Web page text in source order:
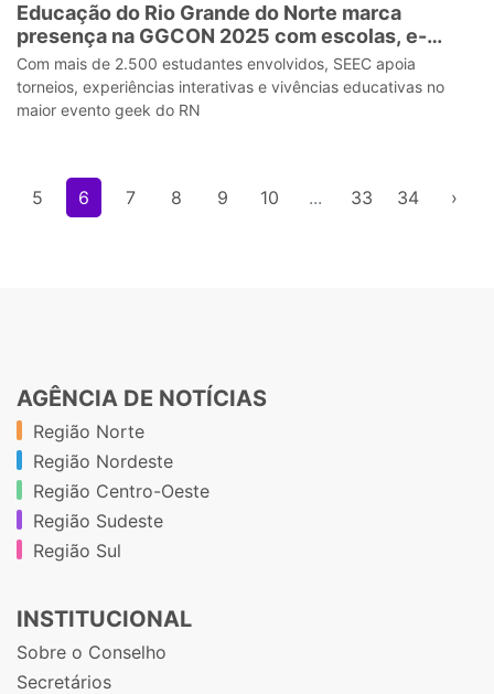
Educação do Rio Grande do Norte marca
presença na GGCON 2025 com escolas, e-
sports e cultura digital
Com mais de 2.500 estudantes envolvidos, SEEC apoia
torneios, experiências interativas e vivências educativas no
maior evento geek do RN
5 6 7 8 9 10 ... 33 34 ›
AGÊNCIA DE NOTÍCIAS
Região Norte
Região Nordeste
Região Centro-Oeste
Região Sudeste
Região Sul
INSTITUCIONAL
Sobre o Conselho
Secretários